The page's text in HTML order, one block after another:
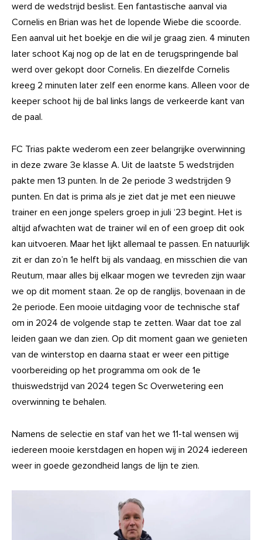
werd de wedstrijd beslist. Een fantastische aanval via
Cornelis en Brian was het de lopende Wiebe die scoorde.
Een aanval uit het boekje en die wil je graag zien. 4 minuten
later schoot Kaj nog op de lat en de terugspringende bal
werd over gekopt door Cornelis. En diezelfde Cornelis
kreeg 2 minuten later zelf een enorme kans. Alleen voor de
keeper schoot hij de bal links langs de verkeerde kant van
de paal.
FC Trias pakte wederom een zeer belangrijke overwinning
in deze zware 3e klasse A. Uit de laatste 5 wedstrijden
pakte men 13 punten. In de 2e periode 3 wedstrijden 9
punten. En dat is prima als je ziet dat je met een nieuwe
trainer en een jonge spelers groep in juli ‘23 begint. Het is
altijd afwachten wat de trainer wil en of een groep dit ook
kan uitvoeren. Maar het lijkt allemaal te passen. En natuurlijk
zit er dan zo’n 1e helft bij als vandaag, en misschien die van
Reutum, maar alles bij elkaar mogen we tevreden zijn waar
we op dit moment staan. 2e op de ranglijs, bovenaan in de
2e periode. Een mooie uitdaging voor de technische staf
om in 2024 de volgende stap te zetten. Waar dat toe zal
leiden gaan we dan zien. Op dit moment gaan we genieten
van de winterstop en daarna staat er weer een pittige
voorbereiding op het programma om ook de 1e
thuiswedstrijd van 2024 tegen Sc Overwetering een
overwinning te behalen.
Namens de selectie en staf van het we 11-tal wensen wij
iedereen mooie kerstdagen en hopen wij in 2024 iedereen
weer in goede gezondheid langs de lijn te zien.